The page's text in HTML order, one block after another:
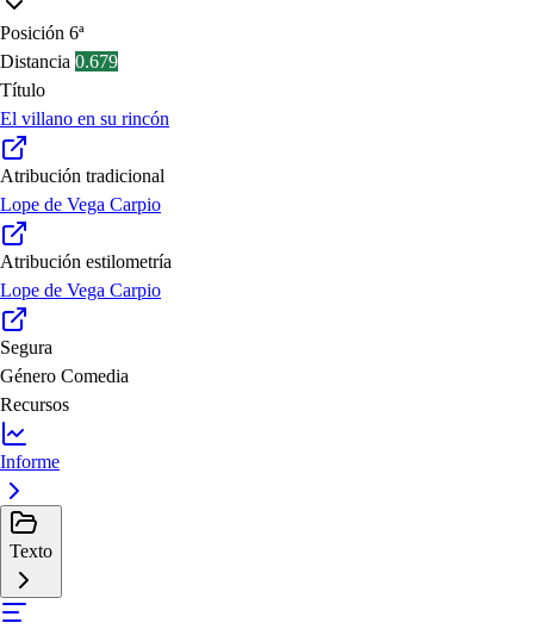
Posición 6ª
Distancia 0.679
Título
El villano en su rincón
Atribución tradicional
Lope de Vega Carpio
Atribución estilometría
Lope de Vega Carpio
Segura
Género Comedia
Recursos
Informe
Texto